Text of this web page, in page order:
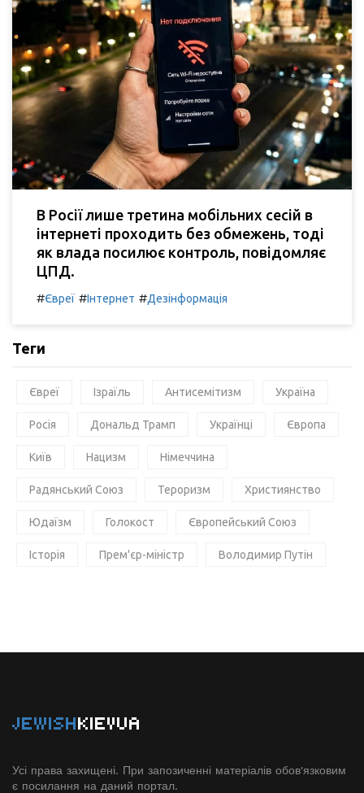
В Росії лише третина мобільних сесій в
інтернеті проходить без обмежень, тоді
як влада посилює контроль, повідомляє
ЦПД.
#Євреї #Інтернет #Дезінформація
Теги
Євреї Ізраїль Антисемітизм Україна
Росія Дональд Трамп Українці Європа
Київ Нацизм Німеччина
Радянський Союз Тероризм Християнство
Юдаїзм Голокост Європейський Союз
Історія Прем'єр-міністр Володимир Путін
JEWISHKIEVUA
Усі права захищені. При запозиченні матеріалів обов'язковим
є посилання на даний портал.